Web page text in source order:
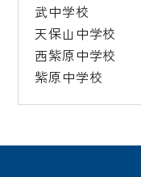
武中学校
天保山中学校
西紫原中学校
紫原中学校